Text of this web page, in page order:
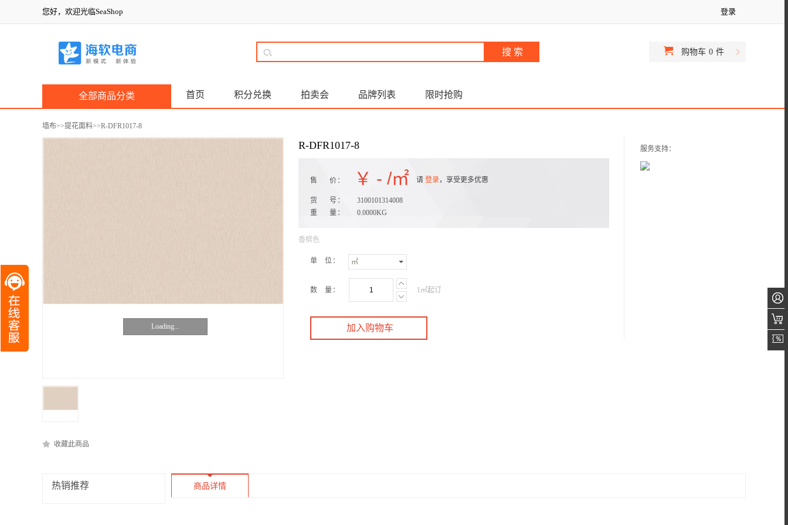
您好，欢迎光临SeaShop 登录
购物车 0 件
全部商品分类 首页 积分兑换 拍卖会 品牌列表 限时抢购
墙布>>提花面料>>R-DFR1017-8
Loading...
收藏此商品
R-DFR1017-8
售 价： ￥ - /㎡ 请 登录，享受更多优惠
货 号：
3100101314008
重 量：
0.0000KG
香槟色
单 位：
数 量： 1㎡起订
加入购物车
服务支持：
热销推荐 商品详情